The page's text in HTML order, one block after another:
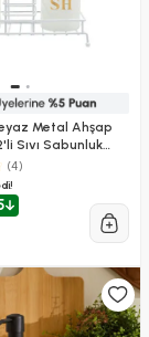
Metal Ahşap
Sıvı Sabunluk
Cc
(4)